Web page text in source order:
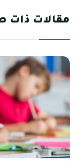
مقالات ذات